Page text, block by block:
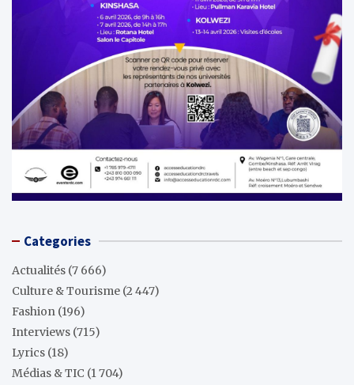
Categories
Actualités (7 666)
Culture & Tourisme (2 447)
Fashion (196)
Interviews (715)
Lyrics (18)
Médias & TIC (1 704)